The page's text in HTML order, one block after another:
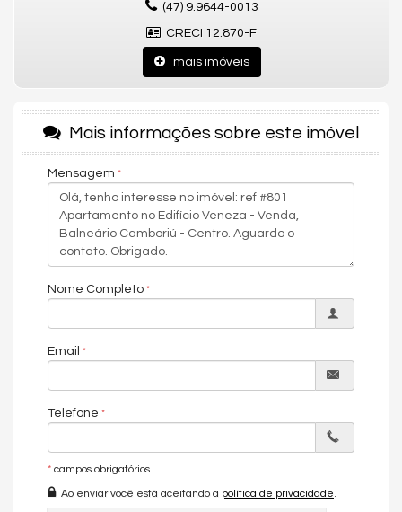
Área privativa: 82,00 m²
SOBRE O EMPREENDIMENTO:
Salão de Festas
Churrasqueira a Carvão
Portaria 24h
Não perca a oportunidade de viver em um dos endereços mais
desejados da cidade!
Ar Condicionado
Área de Serviço
Living
Cozinha
Banheiro Social
Características do Empreendimento
Portaria 24h
Quiosque Externo
Elevador
(47) 9.9644-0013
CRECI 12.870-F
mais imóveis
Mais informações sobre este imóvel
Mensagem
Nome Completo
Email
Telefone
* campos obrigatórios
Ao enviar você está aceitando a política de privacidade